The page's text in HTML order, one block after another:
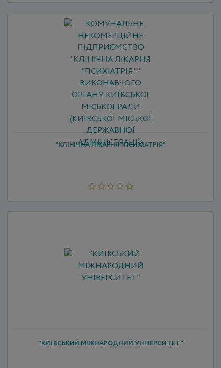
"КЛІНІЧНА ЛІКАРНЯ "ПСИХІАТРІЯ"
"КИЇВСЬКИЙ МІЖНАРОДНИЙ УНІВЕРСИТЕТ"